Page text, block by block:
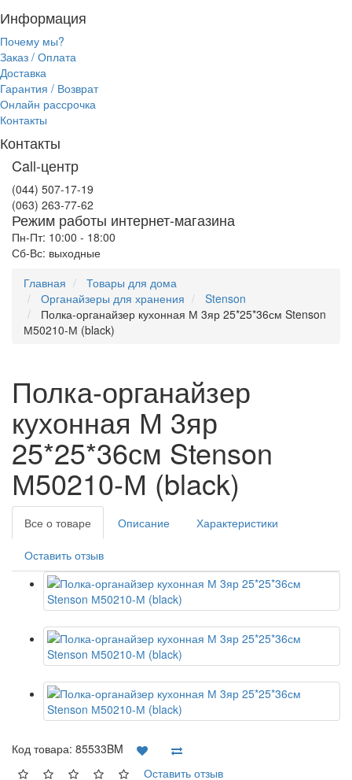
Информация
Почему мы?
Заказ / Оплата
Доставка
Гарантия / Возврат
Онлайн рассрочка
Контакты
Контакты
Call-центр
(044) 507-17-19
(063) 263-77-62
Режим работы интернет-магазина
Пн-Пт: 10:00 - 18:00
Сб-Вс: выходные
Главная
Товары для дома
Органайзеры для хранения
Stenson
Полка-органайзер кухонная М 3яр 25*25*36см Stenson
М50210-М (black)
Полка-органайзер
кухонная М 3яр
25*25*36см Stenson
М50210-М (black)
Все о товаре Описание Характеристики
Оставить отзыв
Код товара: 85533BM
Оставить отзыв